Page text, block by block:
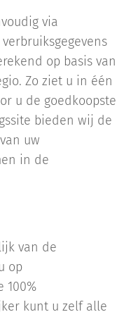
via
op basis van
Zo ziet u in één
u de goedkoopste
bieden wij de
uw
in de
van de
op
100%
kunt u zelf alle